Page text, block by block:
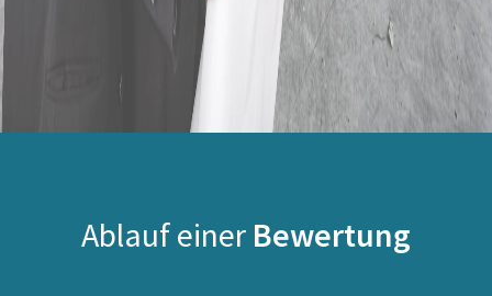
Ablauf einer Bewertung